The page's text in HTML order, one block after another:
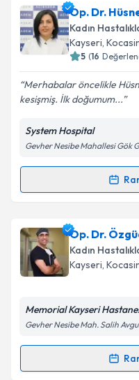
Op. Dr. Eda Ülkü
talebi oluşturun. Size
için bir takvim
bilgilendireceğiz.
E-posta Adresiniz
Kişisel
Metni'ni
kapsamda
Op. Dr.
Kadın
Kayseri,
5 (16
Merhabalar öncelikle
kesişmiş. İlk doğumum...
System Hospital
Gevher Nesibe Mahallesi Gök
Randevu
Op. Dr. Hüsne
oluşturun. Size bu
takvim
Kişisel
Metni'ni
Op. Dr.
Kadın
Kayseri,
Memorial Kayseri
Gevher Nesibe Mah. Salih
Randevu